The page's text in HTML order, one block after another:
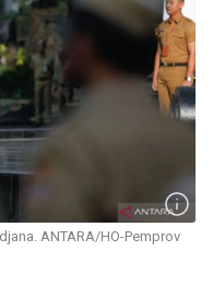
ANTARA/HO-Pemprov